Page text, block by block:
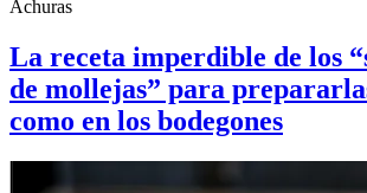
Achuras
La receta imperdible de los
de mollejas” para
como en los bodegones